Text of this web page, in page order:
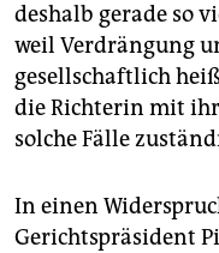
deshalb gerade so
weil Verdrängung
gesellschaftlich
die Richterin mit
solche Fälle
In einen
Gerichtspräsident